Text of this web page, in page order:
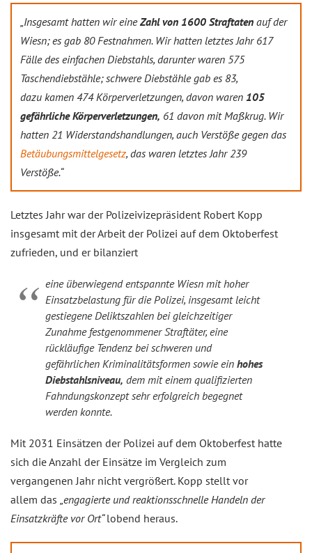
„Insgesamt hatten wir eineZahl von 1600 Straftaten auf der
Wiesn; es gab 80 Festnahmen. Wir hatten letztes Jahr 617
Fälle des einfachen Diebstahls, darunter waren 575
Taschendiebstähle; schwere Diebstähle gab es 83,
dazu kamen 474 Körperverletzungen, davon waren 105
gefährliche Körperverletzungen, 61 davon mit Maßkrug. Wir
hatten 21 Widerstandshandlungen, auch Verstöße gegen das
Betäubungsmittelgesetz, das waren letztes Jahr 239
Verstöße.“
Letztes Jahr war der Polizeivizepräsident Robert Kopp
insgesamt mit der Arbeit der Polizei auf dem Oktoberfest
zufrieden, und er bilanziert
eine überwiegend entspannte Wiesn mit hoher
Einsatzbelastung für die Polizei, insgesamt leicht
gestiegene Deliktszahlen bei gleichzeitiger
Zunahme festgenommener Straftäter, eine
rückläufige Tendenz bei schweren und
gefährlichen Kriminalitätsformen sowie ein hohes
Diebstahlsniveau, dem mit einem qualifizierten
Fahndungskonzept sehr erfolgreich begegnet
werden konnte.
Mit 2031 Einsätzen der Polizei auf dem Oktoberfest hatte
sich die Anzahl der Einsätze im Vergleich zum
vergangenen Jahr nicht vergrößert. Kopp stellt vor
allem das „engagierte und reaktionsschnelle Handeln der
Einsatzkräfte vor Ort“lobend heraus.